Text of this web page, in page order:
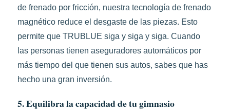
de frenado por fricción, nuestra tecnología de frenado
magnético reduce el desgaste de las piezas. Esto
permite que TRUBLUE siga y siga y siga. Cuando
las personas tienen aseguradores automáticos por
más tiempo del que tienen sus autos, sabes que has
hecho una gran inversión.
5. Equilibra la capacidad de tu gimnasio